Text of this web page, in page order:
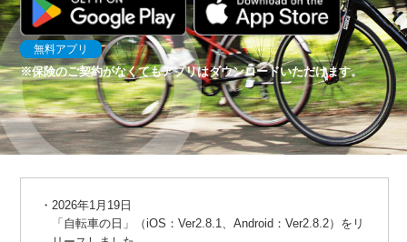
無料アプリ
※保険のご契約がなくてもアプリはダウンロードいただけます。
2026年1月19日
「自転車の日」（iOS：Ver2.8.1、Android：Ver2.8.2）をリ